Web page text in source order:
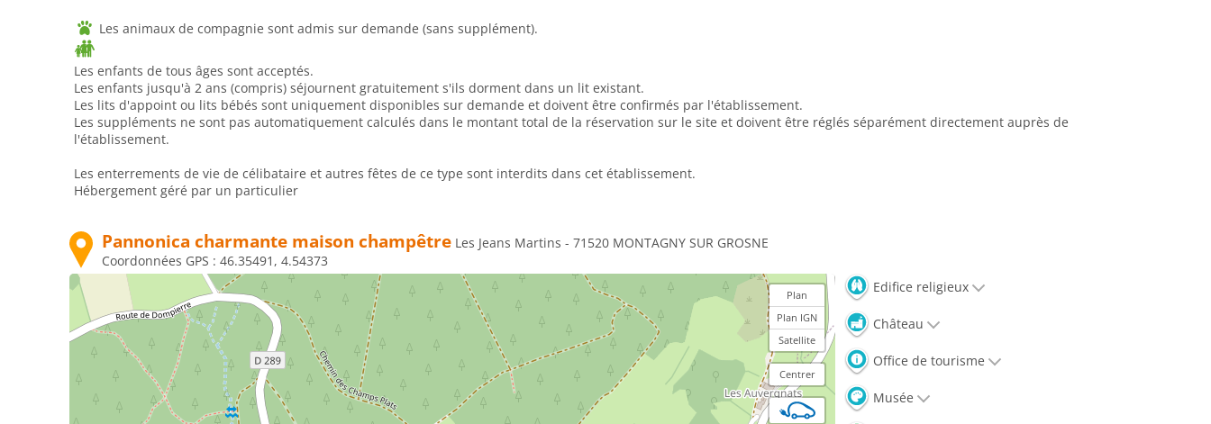
Les animaux de compagnie sont admis sur demande (sans supplément).
Les enfants de tous âges sont acceptés.
Les enfants jusqu'à 2 ans (compris) séjournent gratuitement s'ils dorment dans un lit existant.
Les lits d'appoint ou lits bébés sont uniquement disponibles sur demande et doivent être confirmés par l'établissement.
Les suppléments ne sont pas automatiquement calculés dans le montant total de la réservation sur le site et doivent être réglés séparément directement auprès de
l'établissement.
Les enterrements de vie de célibataire et autres fêtes de ce type sont interdits dans cet établissement.
Hébergement géré par un particulier
Pannonica charmante maison champêtre Les Jeans Martins - 71520 MONTAGNY SUR GROSNE
Coordonnées GPS : 46.35491, 4.54373
Plan
Plan IGN
Satellite
Centrer
Edifice religieux
Château
Office de tourisme
Musée